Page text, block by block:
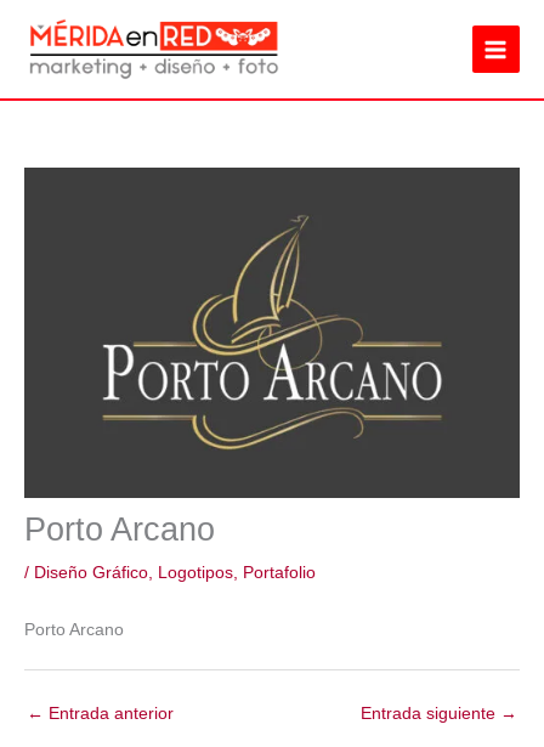
contenido
Porto Arcano
/ Diseño Gráfico Logotipos Portafolio
Porto Arcano
← Entrada anterior Entrada siguiente →